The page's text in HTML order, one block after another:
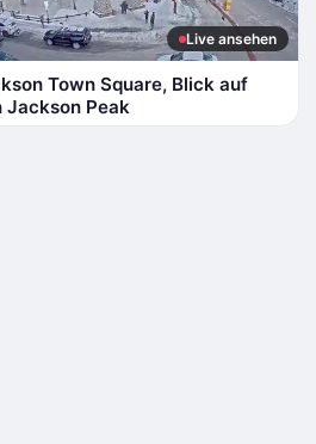
Live ansehen
Town Square, Blick auf
Jackson Peak